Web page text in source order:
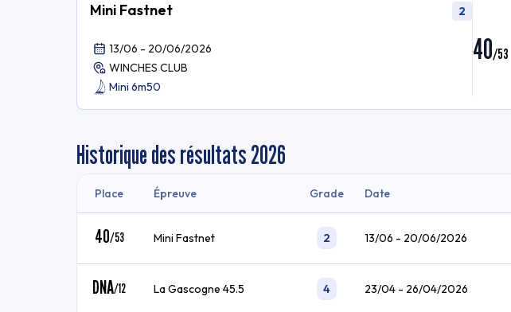
Mini Fastnet 2
13/06 - 20/06/2026
WINCHES CLUB
Mini 6m50
40/53
Historique des résultats2026
Place Épreuve Grade Date
40/53 Mini Fastnet 2 13/06 - 20/06/2026
DNA/12 La Gascogne 45.5 4 23/04 - 26/04/2026